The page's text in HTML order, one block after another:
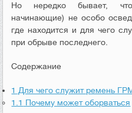
Но нередко бывает, что
начинающие) не особо
где находится и для чего
при обрыве последнего.
Содержание
1 Для чего служит ремень
1.1 Почему может оборваться